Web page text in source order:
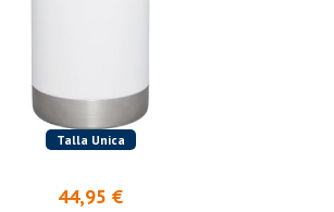
Talla Unica
44,95 €